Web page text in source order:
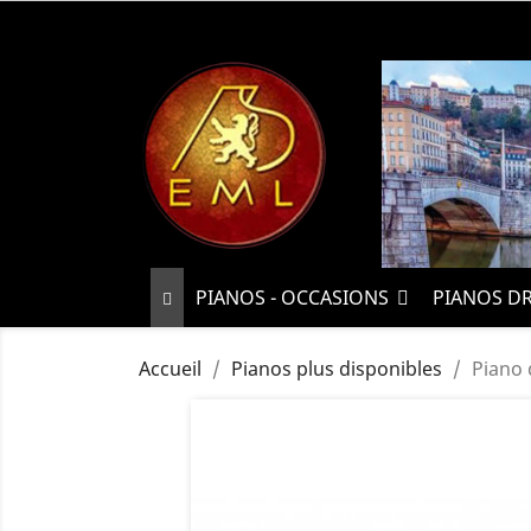
PIANOS - OCCASIONS PIANOS
Accueil Pianos plus disponibles Piano